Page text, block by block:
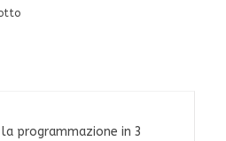
programmazione in 3